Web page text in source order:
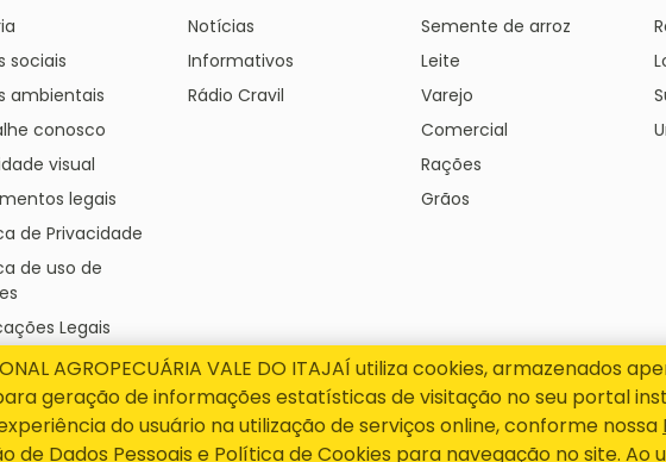
sociais
ambientais
conosco
visual
legais
de Privacidade
de uso de
Legais
Notícias
Informativos
Rádio Cravil
Semente de arroz
Leite
Varejo
Comercial
Rações
Grãos
AGROPECUÁRIA VALE DO ITAJAÍ utiliza cookies, armazenados
geração de informações estatísticas de visitação no seu portal
do usuário na utilização de serviços online, conforme nossa
de Dados Pessoais e Política de Cookies para navegação no site. Ao